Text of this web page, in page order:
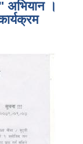
अभियान ।